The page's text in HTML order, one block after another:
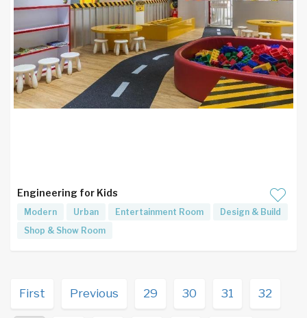
Engineering for Kids
Modern Urban Entertainment Room
Design & Build
Shop & Show Room
First Previous 29 30 31 32